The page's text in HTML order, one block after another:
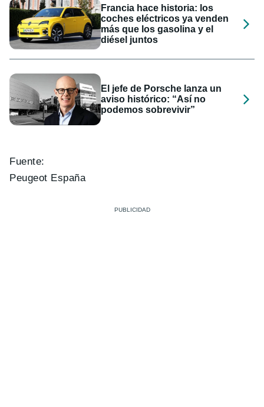
Francia hace historia: los
coches eléctricos ya venden
más que los gasolina y el
diésel juntos
El jefe de Porsche lanza un
aviso histórico: “Así no
podemos sobrevivir”
Fuente:
Peugeot España